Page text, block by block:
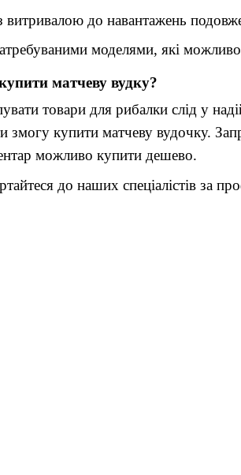
витривалою до навантажень
моделями, які
матчеву вудку?
товари для рибалки слід у
змогу купити матчеву вудочку.
можливо купити дешево.
до наших спеціалістів за